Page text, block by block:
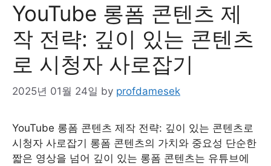
YouTube 롱폼 콘텐츠 제
작 전략: 깊이 있는 콘텐츠
로 시청자 사로잡기
2025년 01월 24일 by profdamesek
YouTube 롱폼 콘텐츠 제작 전략: 깊이 있는 콘텐츠로
시청자 사로잡기 롱폼 콘텐츠의 가치와 중요성 단순한
짧은 영상을 넘어 깊이 있는 롱폼 콘텐츠는 유튜브에